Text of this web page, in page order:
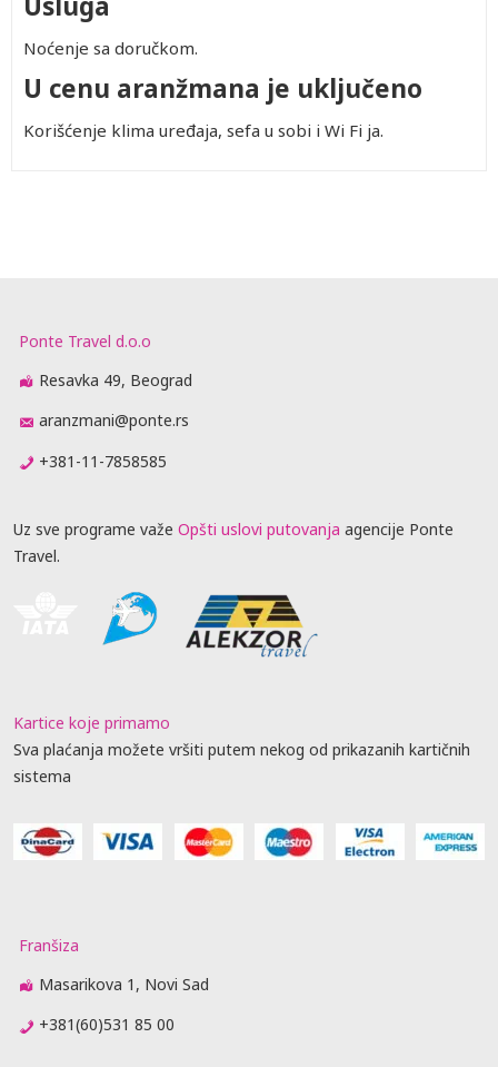
Noćenje sa doručkom.
U cenu aranžmana je uključeno
Korišćenje klima uređaja, sefa u sobi i Wi Fi ja.
Ponte Travel d.o.o
Resavka 49, Beograd
aranzmani@ponte.rs
+381-11-7858585
Uz sve programe važe Opšti uslovi putovanja agencije Ponte
Travel.
Kartice koje primamo
Sva plaćanja možete vršiti putem nekog od prikazanih kartičnih
sistema
Franšiza
Masarikova 1, Novi Sad
+381(60)531 85 00